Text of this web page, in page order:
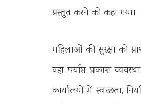
प्रस्तुत करने को कहा गया।
महिलाओं की सुरक्षा को
वहां पर्याप्त प्रकाश
कार्यालयों में स्वच्छता,